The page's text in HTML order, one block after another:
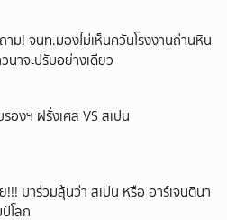
ม! จนท.มองไม่เห็นควันโรงงานถ่านหิน
วนาจะปรับอย่างเดียว
องฯ ฝรั่งเศส VS สเปน
!!! มาร่วมลุ้นว่า สเปน หรือ อาร์เจนตินา
โลก